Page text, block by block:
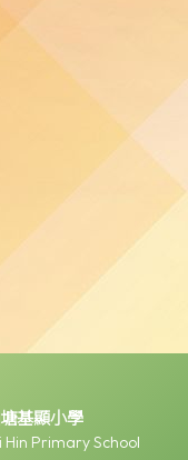
基顯小學
Hin Primary School